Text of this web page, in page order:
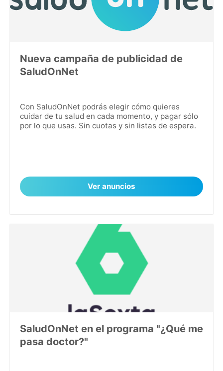
Nueva campaña de publicidad de
SaludOnNet
Con SaludOnNet podrás elegir cómo quieres
cuidar de tu salud en cada momento, y pagar sólo
por lo que usas. Sin cuotas y sin listas de espera.
Ver anuncios
SaludOnNet en el programa "¿Qué me
pasa doctor?"